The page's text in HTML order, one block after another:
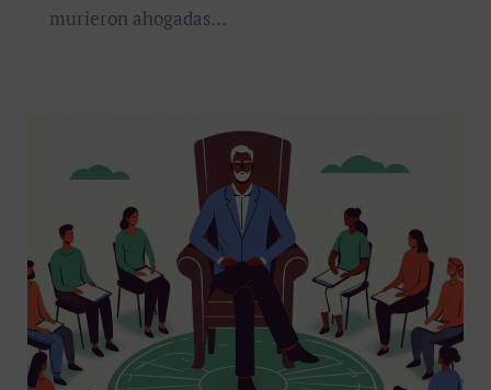
murieron ahogadas…